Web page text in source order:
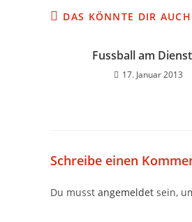
DAS KÖNNTE DIR
Fussball am
17. Januar 2013
Schreibe einen
Du musst angemeldet sein,